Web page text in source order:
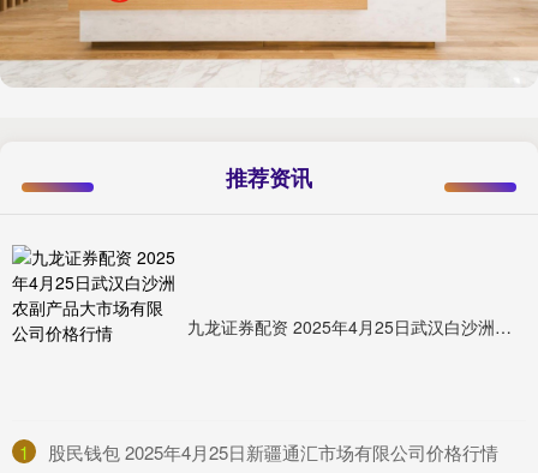
推荐资讯
九龙证券配资 2025年4月25日武汉白沙洲农副产品大市场有限公司价格行情
1 ​股民钱包 2025年4月25日新疆通汇市场有限公司价格行情